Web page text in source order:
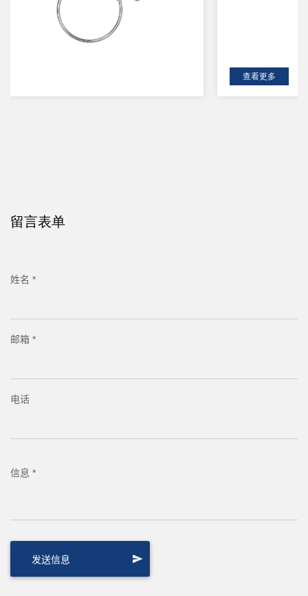
留言表单
姓名 *
邮箱 *
电话
信息 *